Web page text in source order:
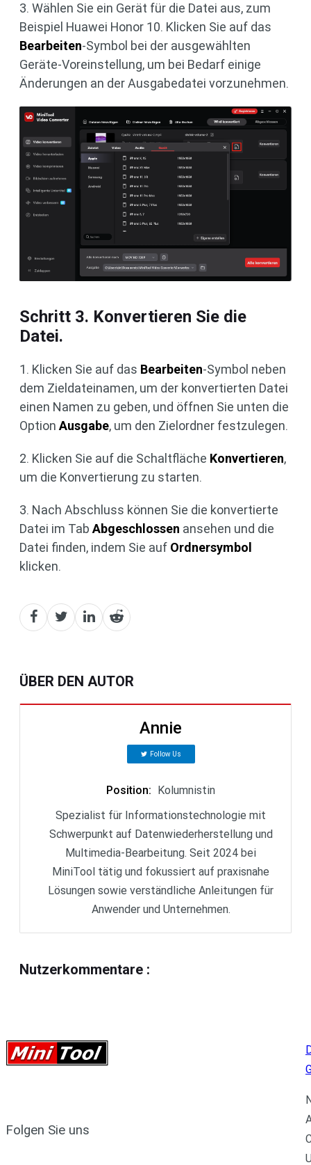
3. Wählen Sie ein Gerät für die Datei aus, zum
Beispiel Huawei Honor 10. Klicken Sie auf das
Bearbeiten-Symbol bei der ausgewählten
Geräte-Voreinstellung, um bei Bedarf einige
Änderungen an der Ausgabedatei vorzunehmen.
Schritt 3. Konvertieren Sie die
Datei.
1. Klicken Sie auf das Bearbeiten-Symbol neben
dem Zieldateinamen, um der konvertierten Datei
einen Namen zu geben, und öffnen Sie unten die
Option Ausgabe, um den Zielordner festzulegen.
2. Klicken Sie auf die Schaltfläche Konvertieren,
um die Konvertierung zu starten.
3. Nach Abschluss können Sie die konvertierte
Datei im Tab Abgeschlossen ansehen und die
Datei finden, indem Sie auf Ordnersymbol
klicken.
ÜBER DEN AUTOR
Annie
Follow Us
Position: Kolumnistin
Spezialist für Informationstechnologie mit
Schwerpunkt auf Datenwiederherstellung und
Multimedia-Bearbeitung. Seit 2024 bei
MiniTool tätig und fokussiert auf praxisnahe
Lösungen sowie verständliche Anleitungen für
Anwender und Unternehmen.
Nutzerkommentare :
Folgen Sie uns